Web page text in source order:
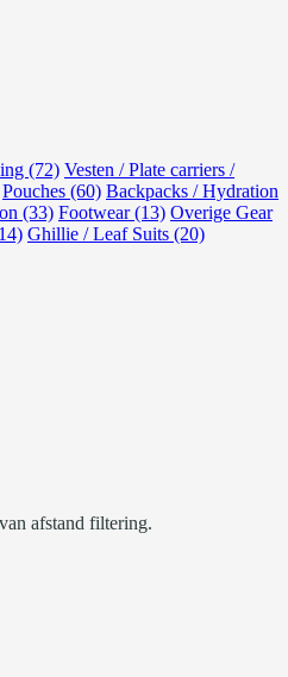
(72) Vesten / Plate carriers /
Pouches (60) Backpacks / Hydration
(33) Footwear (13) Overige Gear
Ghillie / Leaf Suits (20)
afstand filtering.